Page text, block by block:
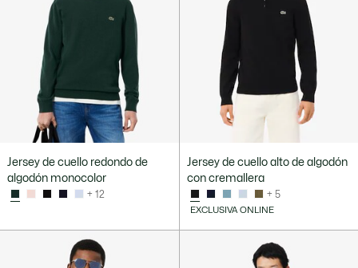
Jersey de cuello redondo de
algodón monocolor
+ 12
Jersey de cuello alto de algodón
con cremallera
+ 5
EXCLUSIVA ONLINE